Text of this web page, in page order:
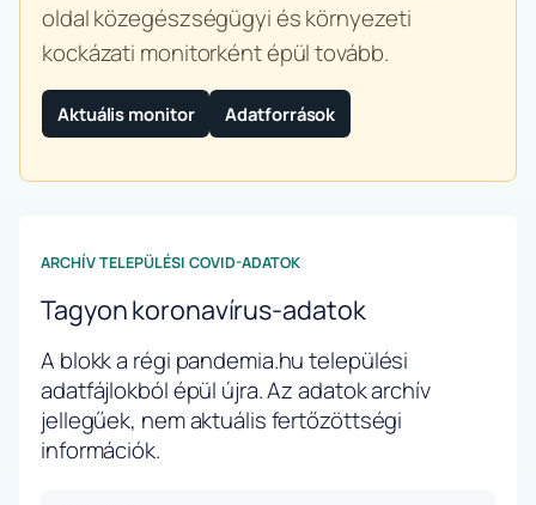
oldal közegészségügyi és környezeti
kockázati monitorként épül tovább.
Aktuális monitor Adatforrások
ARCHÍV TELEPÜLÉSI COVID-ADATOK
Tagyon koronavírus-adatok
A blokk a régi pandemia.hu települési
adatfájlokból épül újra. Az adatok archív
jellegűek, nem aktuális fertőzöttségi
információk.